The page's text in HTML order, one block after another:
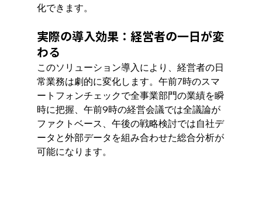
化できます。
実際の導入効果：経営者の一日が変
わる
このソリューション導入により、経営者の日
常業務は劇的に変化します。午前7時のスマ
ートフォンチェックで全事業部門の業績を瞬
時に把握、午前9時の経営会議では全議論が
ファクトベース、午後の戦略検討では自社デ
ータと外部データを組み合わせた総合分析が
可能になります。